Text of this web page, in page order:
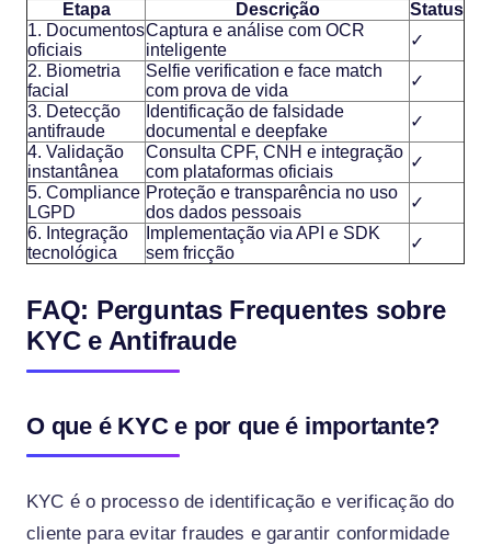
Etapa Descrição
Status
1. Documentos
oficiais
Captura e análise com OCR
inteligente
✓
2. Biometria
facial
Selfie verification e face match
com prova de vida
✓
3. Detecção
antifraude
Identificação de falsidade
documental e deepfake
✓
4. Validação
instantânea
Consulta CPF, CNH e integração
com plataformas oficiais
✓
5. Compliance
LGPD
Proteção e transparência no uso
dos dados pessoais
✓
6. Integração
tecnológica
Implementação via API e SDK
sem fricção
✓
FAQ: Perguntas Frequentes sobre
KYC e Antifraude
O que é KYC e por que é importante?
KYC é o processo de identificação e verificação do
cliente para evitar fraudes e garantir conformidade